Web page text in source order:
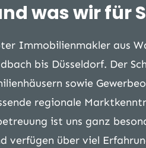
was wir für
Immobilienmakler aus
bis Düsseldorf. Der
sowie
regionale
ist uns ganz
verfügen über viel